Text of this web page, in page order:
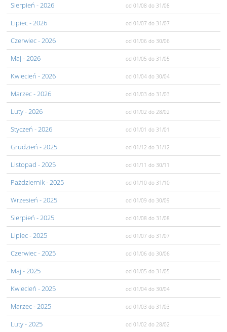
Sierpień - 2026 od 01/08 do 31/08
Lipiec- 2026 od 01/07 do 31/07
Czerwiec- 2026 od 01/06 do 30/06
Maj - 2026 od 01/05 do 31/05
Kwiecień - 2026 od 01/04 do 30/04
Marzec- 2026 od 01/03 do 31/03
Luty- 2026 od 01/02 do 28/02
Styczeń - 2026 od 01/01 do 31/01
Grudzień - 2025 od 01/12 do 31/12
Listopad - 2025 od 01/11 do 30/11
Pażdziernik- 2025 od 01/10 do 31/10
Wrzesień - 2025 od 01/09 do 30/09
Sierpień - 2025 od 01/08 do 31/08
Lipiec- 2025 od 01/07 do 31/07
Czerwiec- 2025 od 01/06 do 30/06
Maj - 2025 od 01/05 do 31/05
Kwiecień - 2025 od 01/04 do 30/04
Marzec- 2025 od 01/03 do 31/03
Luty- 2025 od 01/02 do 28/02